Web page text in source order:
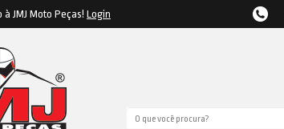
JMJ Moto Peças! Login